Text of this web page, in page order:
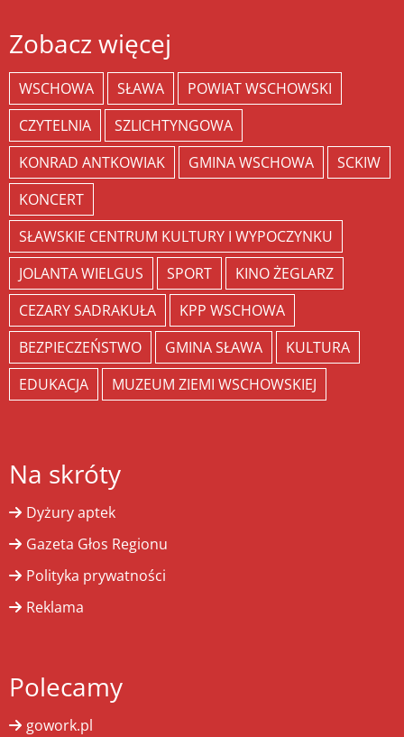
Zobacz więcej
WSCHOWA SŁAWA
POWIAT WSCHOWSKI
CZYTELNIA
SZLICHTYNGOWA
KONRAD ANTKOWIAK
GMINA WSCHOWA
SCKIW
KONCERT
SŁAWSKIE CENTRUM KULTURY I WYPOCZYNKU
JOLANTA WIELGUS
SPORT
KINO ŻEGLARZ
CEZARY SADRAKUŁA
KPP WSCHOWA
BEZPIECZEŃSTWO
GMINA SŁAWA
KULTURA
EDUKACJA
MUZEUM ZIEMI WSCHOWSKIEJ
Na skróty
Dyżury aptek
Gazeta Głos Regionu
Polityka prywatności
Reklama
Polecamy
gowork.pl